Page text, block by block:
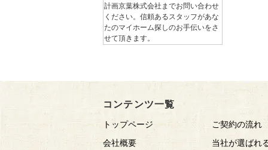
計画京葉株式会社までお問い合わせ
ください。信頼あるスタッフがあな
たのマイホーム探しのお手伝いをさ
せて頂きます。
コンテンツ一覧
トップページ
会社概要
ご契約の流れ
当社が選ばれ